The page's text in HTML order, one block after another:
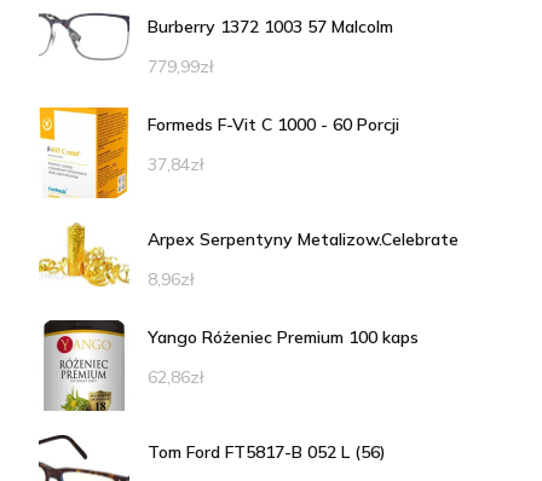
Burberry 1372 1003 57 Malcolm
779,99zł
Formeds F-Vit C 1000 - 60 Porcji
37,84zł
Arpex Serpentyny Metalizow.Celebrate
8,96zł
Yango Różeniec Premium 100 kaps
62,86zł
Tom Ford FT5817-B 052 L (56)